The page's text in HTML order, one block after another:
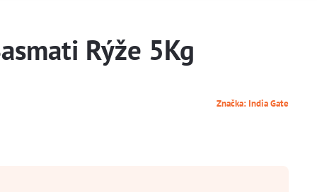
Rýže 5Kg
Značka: India Gate